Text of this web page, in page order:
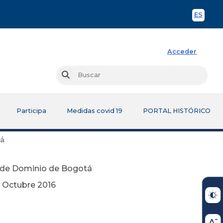
ES
Acceder
Buscar
Participa Medidas covid 19 PORTAL HISTÓRICO
Dominio de Bogotá